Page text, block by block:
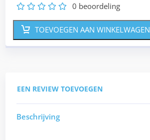
5
4
3
2 0 beoordeling
TOEVOEGEN AAN WINKELWAGEN
EEN REVIEW TOEVOEGEN
Beschrijving